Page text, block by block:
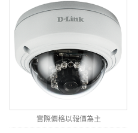
實際價格以報價為主